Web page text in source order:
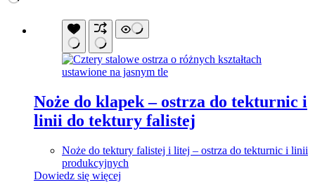
Noże do klapek – ostrza do tekturnic i
linii do tektury falistej
Noże do tektury falistej i litej – ostrza do tekturnic i linii
produkcyjnych
Dowiedz się więcej